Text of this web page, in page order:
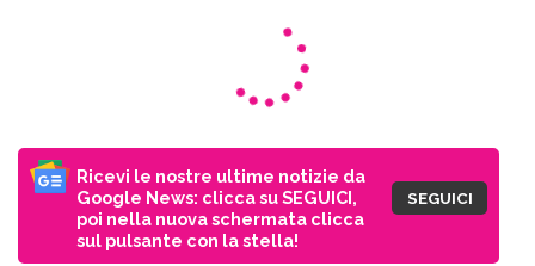
Ricevi le nostre ultime notizie da
Google News: clicca su SEGUICI,
poi nella nuova schermata clicca
sul pulsante con la stella!
SEGUICI